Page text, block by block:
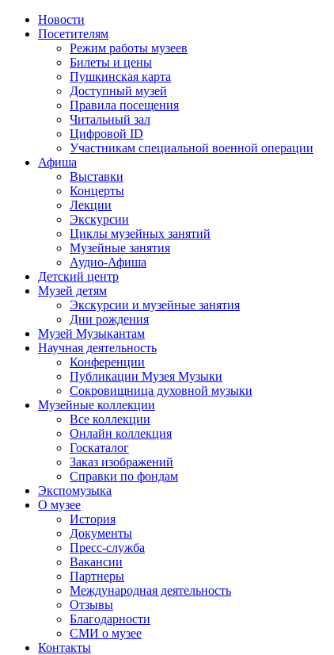
Новости
Посетителям
Режим работы музеев
Билеты и цены
Пушкинская карта
Доступный музей
Правила посещения
Читальный зал
Цифровой ID
Участникам специальной военной операции
Афиша
Выставки
Концерты
Лекции
Экскурсии
Циклы музейных занятий
Музейные занятия
Аудио-Афиша
Детский центр
Музей детям
Экскурсии и музейные занятия
Дни рождения
Музей Музыкантам
Научная деятельность
Конференции
Публикации Музея Музыки
Сокровищница духовной музыки
Музейные коллекции
Все коллекции
Онлайн коллекция
Госкаталог
Заказ изображений
Справки по фондам
Экспомузыка
О музее
История
Документы
Пресс-служба
Вакансии
Партнеры
Международная деятельность
Отзывы
Благодарности
СМИ о музее
Контакты